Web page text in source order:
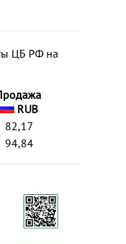
ЦБ РФ на
RUB
82,17
94,84